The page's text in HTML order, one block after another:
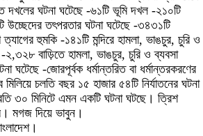
দখলের ঘটনা ঘটেছে -৬১টি ভূমি দখল -২১০টি
উচ্ছেদের তৎপরতার ঘটনা ঘটেছে -৩৪৩১টি
হুমকি -১৪১টি মন্দিরে হামলা, ভাঙচুর, চুরি ও
২,৩২৮ বাড়িতে হামলা, ভাঙচুর, চুরি ও ব্যবসা
ঘটেছে -জোরপূর্বক ধর্মান্তরিত বা ধর্মান্তরকরণের
চলতি বছর ১৫ হাজার ৫৪টি নির্যাতনের ঘটনা
৩০ মিনিটে এমন একটি ঘটনা ঘটছে। ত্রিশ
মগজ দিয়ে ভাবুন।